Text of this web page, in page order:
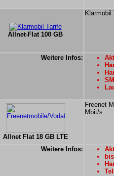
Allnet-Flat 100 GB
Weitere Infos:
Allnet Flat 18 GB LTE
Freenet
Mbit/s
Weitere Infos: